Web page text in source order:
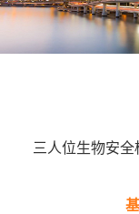
三人位生物安全